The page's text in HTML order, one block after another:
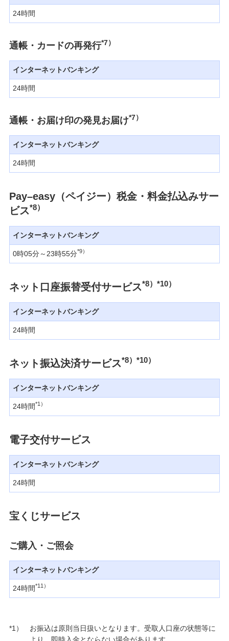
24時間
通帳・カードの再発行*7）
インターネットバンキング
24時間
通帳・お届け印の発見お届け*7）
インターネットバンキング
24時間
Pay–easy（ペイジー）税金・料金払込みサー
ビス*8）
インターネットバンキング
0時05分～23時55分*9）
ネット口座振替受付サービス*8）*10）
インターネットバンキング
24時間
ネット振込決済サービス*8）*10）
インターネットバンキング
24時間*1）
電子交付サービス
インターネットバンキング
24時間
宝くじサービス
ご購入・ご照会
インターネットバンキング
24時間*11）
*1）
お振込は原則当日扱いとなります。受取人口座の状態等に